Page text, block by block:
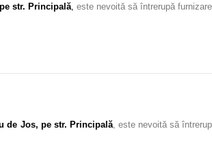
str. Principală, este nevoită să întrerupă
de Jos, pe str. Principală, este nevoită să